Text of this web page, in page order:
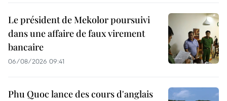
Le président de Mekolor poursuivi
dans une affaire de faux virement
bancaire
06/08/2026 09:41
Phu Quoc lance des cours d'anglais